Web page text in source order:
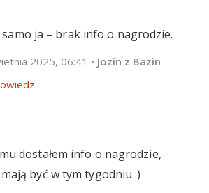
ja – brak info o nagrodzie.
2025, 06:41 • Jozin z Bazin
dostałem info o nagrodzie,
być w tym tygodniu :)